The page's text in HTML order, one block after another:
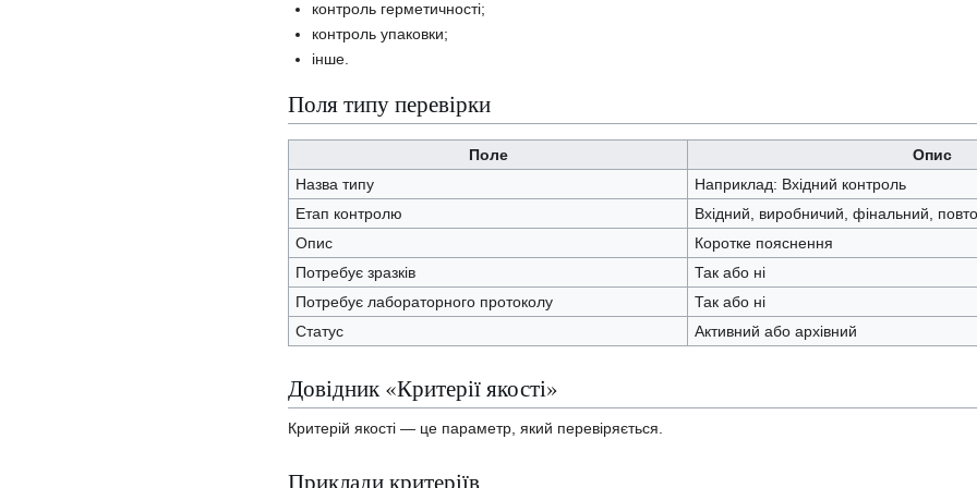
контроль герметичності;
контроль упаковки;
інше.
Поля типу перевірки
Поле
Опис
Назва типу
Наприклад: Вхідний контроль
Етап контролю
Вхідний, виробничий, фінальний,
Опис
Коротке пояснення
Потребує зразків
Так або ні
Потребує лабораторного протоколу
Так або ні
Статус
Активний або архівний
Довідник «Критерії якості»
Критерій якості — це параметр, який перевіряється.
Приклади критеріїв